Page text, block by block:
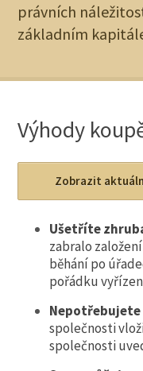
právních
základním
Výhody
Zobrazit
Ušetříte
zabralo
běhání po
pořádku
společnosti
společnosti